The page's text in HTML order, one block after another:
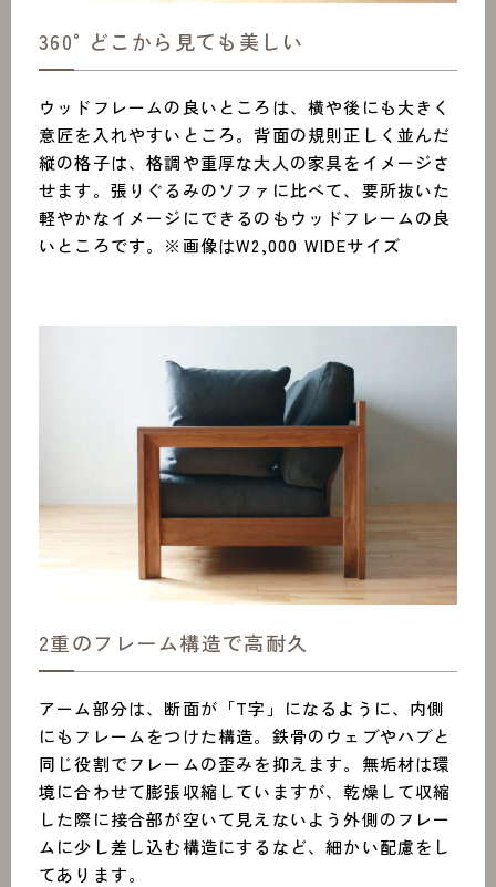
360°どこから見ても美しい
ウッドフレームの良いところは、横や後にも大きく
意匠を入れやすいところ。背面の規則正しく並んだ
縦の格子は、格調や重厚な大人の家具をイメージさ
せます。張りぐるみのソファに比べて、要所抜いた
軽やかなイメージにできるのもウッドフレームの良
いところです。※画像はW2,000 WIDEサイズ
2重のフレーム構造で高耐久
アーム部分は、断面が「T字」になるように、内側
にもフレームをつけた構造。鉄骨のウェブやハブと
同じ役割でフレームの歪みを抑えます。無垢材は環
境に合わせて膨張収縮していますが、乾燥して収縮
した際に接合部が空いて見えないよう外側のフレー
ムに少し差し込む構造にするなど、細かい配慮をし
てあります。